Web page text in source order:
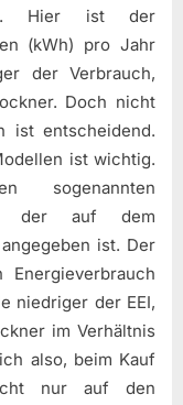
Hier ist der
(kWh) pro Jahr
der Verbrauch,
Doch nicht
ist entscheidend.
ist wichtig.
der auf dem
ist. Der
niedriger der EEI,
im Verhältnis
also, beim Kauf
nur auf den